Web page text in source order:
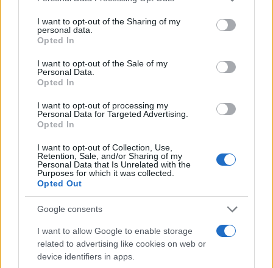
not limited to your visit or usage behaviour. You may click to
grant or deny consent to Google and its third-party tags to
use your data for below specified purposes in below Google
consent section.
I want to opt-out of the Sharing of my
personal data.
Opted In
I want to opt-out of the Sale of my
Personal Data.
Opted In
I want to opt-out of processing my
Personal Data for Targeted Advertising.
Opted In
I want to opt-out of Collection, Use,
Retention, Sale, and/or Sharing of my
Personal Data that Is Unrelated with the
Purposes for which it was collected.
Opted Out
Google consents
I want to allow Google to enable storage
related to advertising like cookies on web or
device identifiers in apps.
Πιο σχολιασμένα
για την ηλεκτρική διασύνδεση Ελλάδας –
Κύπρου: «Ισχυρή ψήφος εμπιστοσύνης» η
είσοδος της Meridiam στην GSI
Canadair 515: Οι πρώτες εικόνες από την
κατασκευή του αεροσκάφους που θα
επιχειρεί και τη νύχτα στα μέτωπα της
Αυγερινός, Μουτσάτσου και ακόμη 20
πρώην στελέχη κατά Καρυστιανού: «Δεν
αποχωρήσαμε για καρέκλες», αιχμές για
«συγκεντρωτικό μοντέλο»
Το πολωμένο μελτέμι που τροφοδότησε
ισχυρότερα επεισόδια των τελευταίων 50
χρόνων»
Κρανίου τόπος το Πόρτο Γερμενό μετά το